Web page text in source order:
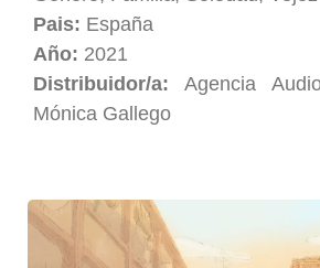
Pais: España
Año: 2021
Distribuidor/a:Agencia
Mónica Gallego